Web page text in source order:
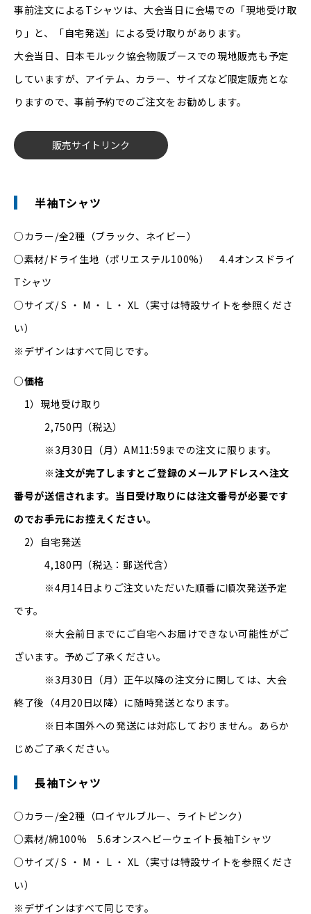
事前注文によるTシャツは、大会当日に会場での「現地受け取
り」と、「自宅発送」による受け取りがあります。
大会当日、日本モルック協会物販ブースでの現地販売も予定
していますが、アイテム、カラー、サイズなど限定販売とな
りますので、事前予約でのご注文をお勧めします。
販売サイトリンク
半袖Tシャツ
○カラー/全2種（ブラック、ネイビー）
○素材/ドライ生地（ポリエステル100%） 4.4オンスドライ
Tシャツ
○サイズ/ S ・ M ・ L ・ XL（実寸は特設サイトを参照くださ
い）
※デザインはすべて同じです。
○価格
1）現地受け取り
2,750円（税込）
※3月30日（月）AM11:59までの注文に限ります。
※注文が完了しますとご登録のメールアドレスへ注文
番号が送信されます。当日受け取りには注文番号が必要です
のでお手元にお控えください。
2）自宅発送
4,180円（税込：郵送代含）
※4月14日よりご注文いただいた順番に順次発送予定
です。
※大会前日までにご自宅へお届けできない可能性がご
ざいます。予めご了承ください。
※3月30日（月）正午以降の注文分に関しては、大会
終了後（4月20日以降）に随時発送となります。
※日本国外への発送には対応しておりません。あらか
じめご了承ください。
長袖Tシャツ
○カラー/全2種（ロイヤルブルー、ライトピンク）
○素材/綿100% 5.6オンスヘビーウェイト長袖Tシャツ
○サイズ/ S ・ M ・ L ・ XL（実寸は特設サイトを参照くださ
い）
※デザインはすべて同じです。